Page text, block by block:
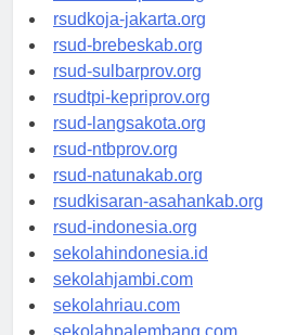
rsud-cilacapkab.org
rsudkoja-jakarta.org
rsud-brebeskab.org
rsud-sulbarprov.org
rsudtpi-kepriprov.org
rsud-langsakota.org
rsud-ntbprov.org
rsud-natunakab.org
rsudkisaran-asahankab.org
rsud-indonesia.org
sekolahindonesia.id
sekolahjambi.com
sekolahriau.com